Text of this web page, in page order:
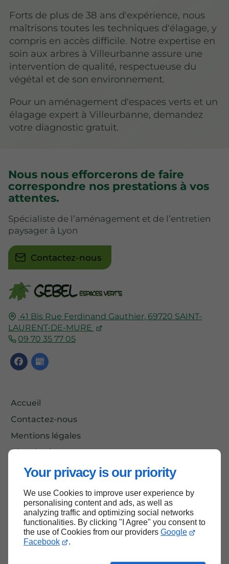
Your privacy is our priority
We use Cookies to improve user experience by
personalising content and ads, as well as
analyzing traffic and optimizing social networks
functionalities. By clicking "I Agree" you consent to
the use of Cookies from our providers Google
Facebook
.
Forts de plus de 38 ans d'expérience, nous
maîtrisons toutes les techniques d'élagage, y
compris en accès difficile. Notre expertise en
soin aux arbres à Villeurbanne assure une
intervention de qualité, respectueuse du
végétal et de son environnement.
Pour un aménagement d'espaces verts et un
élagage expert à Villeurbanne, demandez
votre diagnostic gratuit.
41 Bis Rue Ferdinand Gauthier, 69720 SAINT-
LAURENT-DE-MURE
09 70 35 77 05
Accueil
Contactez-nous
Mentions légales
Plan du site
Nous nous efforcerons de faire
correspondre nos prestations à vos
attentes.
Spécialiste de l’aménagement et de l’entretien
paysager à Lyon
Contactez-nous
Haut de page